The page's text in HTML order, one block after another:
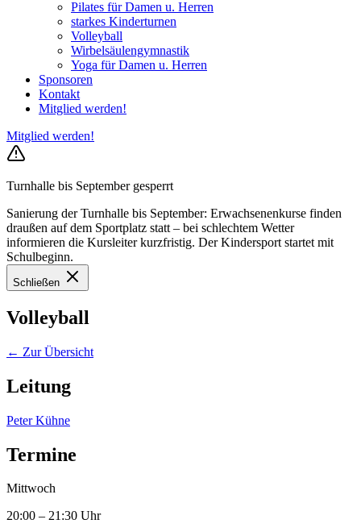
Pilates für Damen u. Herren
starkes Kinderturnen
Volleyball
Wirbelsäulengymnastik
Yoga für Damen u. Herren
Sponsoren
Kontakt
Mitglied werden!
Mitglied werden!
Turnhalle bis September gesperrt
Sanierung der Turnhalle bis September: Erwachsenenkurse finden
draußen auf dem Sportplatz statt – bei schlechtem Wetter
informieren die Kursleiter kurzfristig. Der Kindersport startet mit
Schulbeginn.
Schließen
Volleyball
← Zur Übersicht
Leitung
Peter Kühne
Termine
Mittwoch
20:00 – 21:30 Uhr